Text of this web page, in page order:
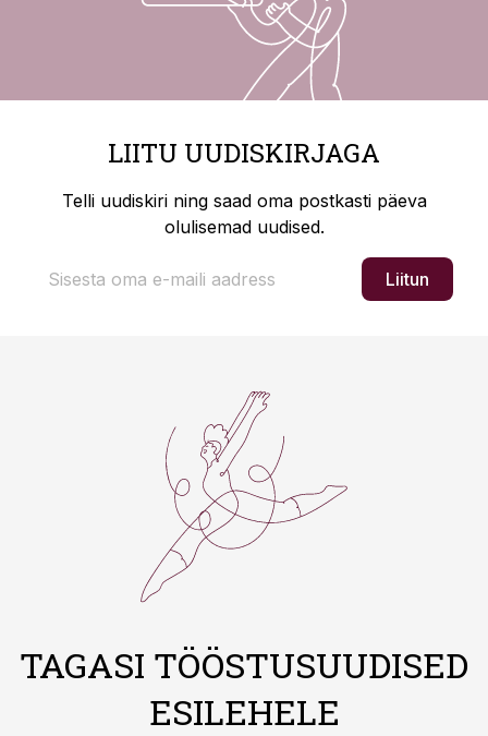
LIITU UUDISKIRJAGA
Telli uudiskiri ning saad oma postkasti päeva
olulisemad uudised.
Liitun
TAGASI TÖÖSTUSUUDISED
ESILEHELE